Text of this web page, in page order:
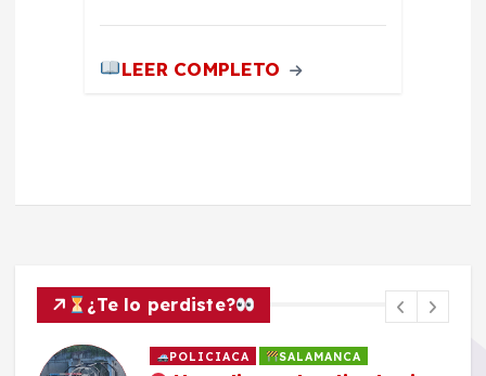
LEER COMPLETO
¿Te lo perdiste?
POLICIACA SALAMANCA